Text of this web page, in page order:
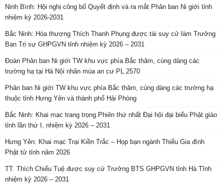
Ninh Bình: Hội nghị công bố Quyết định và ra mắt Phân ban Ni giới tỉnh
nhiệm kỳ 2026-2031
Bắc Ninh: Hòa thượng Thích Thanh Phụng được tái suy cử làm Trưởng
Ban Trị sự GHPGVN tỉnh nhiệm kỳ 2026 – 2031
Đoàn Phân ban Ni giới TW khu vực phía Bắc thăm, cúng dàng các
trường hạ tại Hà Nội nhân mùa an cư PL.2570
Phân ban Ni giới TW khu vực phía Bắc thăm, cúng dàng các trường hạ
thuộc tỉnh Hưng Yên và thành phố Hải Phòng
Bắc Ninh: Khai mạc trang trọng Phiên thứ nhất Đại hội đại biểu Phật giáo
tỉnh lần thứ I, nhiệm kỳ 2026 – 2031
Hưng Yên: Khai mạc Trại Kiền Trắc – Họp bạn ngành Thiếu Gia đình
Phật tử tỉnh năm 2026
TT. Thích Chiếu Tuệ được suy cử Trưởng BTS GHPGVN tỉnh Hà Tĩnh
nhiệm kỳ 2026 – 2031